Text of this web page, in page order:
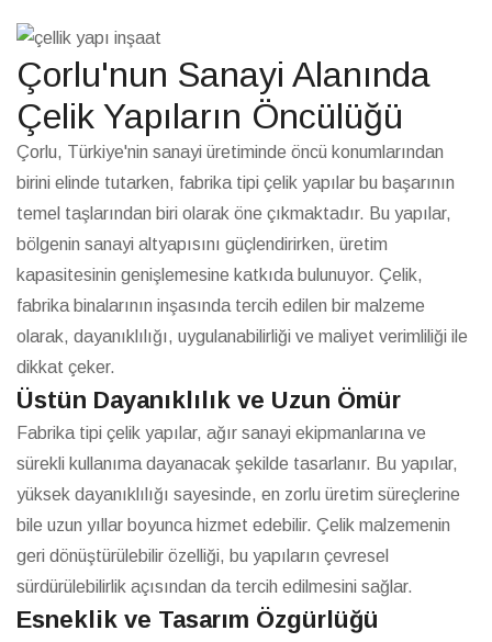
Çorlu'nun Sanayi Alanında
Çelik Yapıların Öncülüğü
Çorlu, Türkiye'nin sanayi üretiminde öncü konumlarından
birini elinde tutarken, fabrika tipi çelik yapılar bu başarının
temel taşlarından biri olarak öne çıkmaktadır. Bu yapılar,
bölgenin sanayi altyapısını güçlendirirken, üretim
kapasitesinin genişlemesine katkıda bulunuyor. Çelik,
fabrika binalarının inşasında tercih edilen bir malzeme
olarak, dayanıklılığı, uygulanabilirliği ve maliyet verimliliği ile
dikkat çeker.
Üstün Dayanıklılık ve Uzun Ömür
Fabrika tipi çelik yapılar, ağır sanayi ekipmanlarına ve
sürekli kullanıma dayanacak şekilde tasarlanır. Bu yapılar,
yüksek dayanıklılığı sayesinde, en zorlu üretim süreçlerine
bile uzun yıllar boyunca hizmet edebilir. Çelik malzemenin
geri dönüştürülebilir özelliği, bu yapıların çevresel
sürdürülebilirlik açısından da tercih edilmesini sağlar.
Esneklik ve Tasarım Özgürlüğü